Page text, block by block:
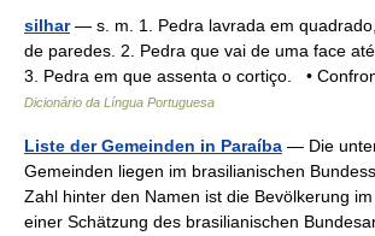
silhar— s. m. 1. Pedra lavrada em
de paredes. 2. Pedra que vai de uma face
3. Pedra em que assenta o cortiço. •
Dicionário da Língua Portuguesa
Liste der Gemeinden in Paraíba — Die
Gemeinden liegen im brasilianischen
Zahl hinter den Namen ist die Bevölkerung
einer Schätzung des brasilianischen